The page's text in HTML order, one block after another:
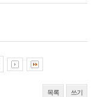
목록 쓰기